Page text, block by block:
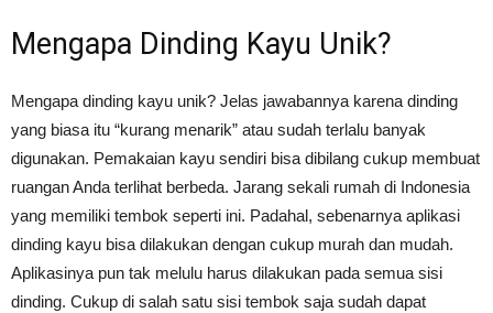
Mengapa Dinding Kayu Unik?
Mengapa dinding kayu unik? Jelas jawabannya karena dinding
yang biasa itu “kurang menarik” atau sudah terlalu banyak
digunakan. Pemakaian kayu sendiri bisa dibilang cukup membuat
ruangan Anda terlihat berbeda. Jarang sekali rumah di Indonesia
yang memiliki tembok seperti ini. Padahal, sebenarnya aplikasi
dinding kayu bisa dilakukan dengan cukup murah dan mudah.
Aplikasinya pun tak melulu harus dilakukan pada semua sisi
dinding. Cukup di salah satu sisi tembok saja sudah dapat